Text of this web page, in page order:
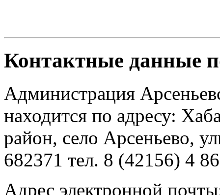
Контактные данные
Администрация
находится по адресу:
район, село Арсеньево,
682371 тел. 8 (42156) 4
Адрес электронной